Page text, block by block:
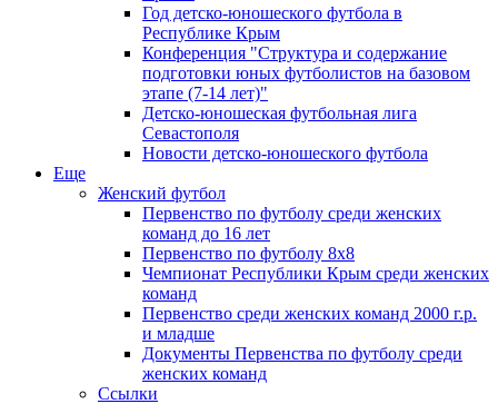
Год детско-юношеского футбола в
Республике Крым
Конференция "Структура и содержание
подготовки юных футболистов на базовом
этапе (7-14 лет)"
Детско-юношеская футбольная лига
Севастополя
Новости детско-юношеского футбола
Еще
Женский футбол
Первенство по футболу среди женских
команд до 16 лет
Первенство по футболу 8х8
Чемпионат Республики Крым среди женских
команд
Первенство среди женских команд 2000 г.р.
и младше
Документы Первенства по футболу среди
женских команд
Ссылки